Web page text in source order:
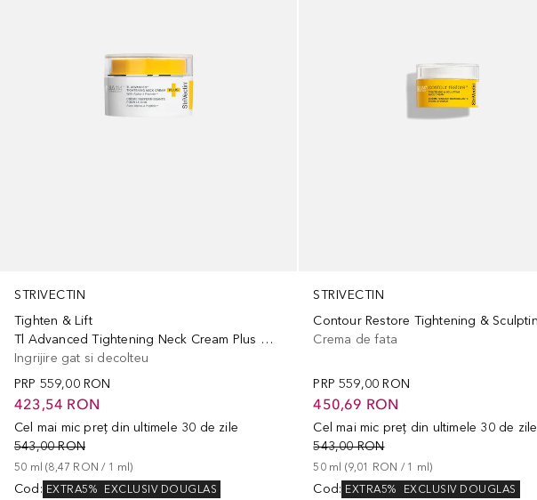
STRIVECTIN
Tighten & Lift
Tl Advanced Tightening Neck Cream Plus With Peptides
Ingrijire gat si decolteu
PRP 559,00 RON
423,54 RON
Cel mai mic preț din ultimele 30 de zile
543,00 RON
50 ml (8,47 RON / 1 ml)
Cod : EXTRA5% EXCLUSIV DOUGLAS
STRIVECTIN
Crema de fata
PRP 559,00 RON
450,69 RON
Cel mai mic preț din ultimele 30 de zile
543,00 RON
50 ml (9,01 RON / 1 ml )
Cod: EXTRA5% EXCLUSIV DOUGLAS